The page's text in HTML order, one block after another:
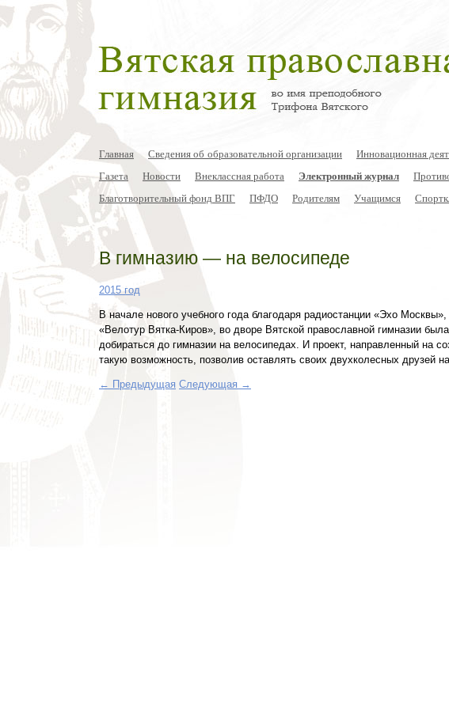
Главная Сведения об образовательной организации
Инновационная
Газета
Новости Внеклассная работа Электронный журнал
Благотворительный фонд ВПГ
ПФДО Родителям Учащимся
В гимназию — на велосипеде
2015 год
В начале нового учебного года благодаря радиостанции «Эхо
«Велотур Вятка-Киров», во дворе Вятской православной гимназии
добираться до гимназии на велосипедах. И проект, направленный на
такую возможность, позволив оставлять своих двухколесных друзей
← Предыдущая Следующая →